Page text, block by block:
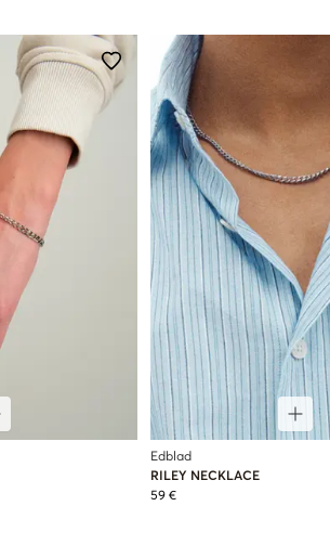
Edblad
RILEY NECKLACE
59 €